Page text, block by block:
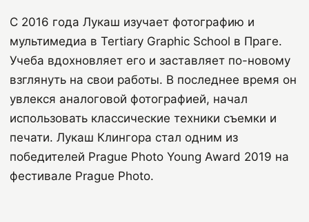
С 2016 года Лукаш изучает фотографию и
мультимедиа в Tertiary Graphic School в Праге.
Учеба вдохновляет его и заставляет по-новому
взглянуть на свои работы. В последнее время он
увлекся аналоговой фотографией, начал
использовать классические техники съемки и
печати. Лукаш Клингора стал одним из
победителей Prague Photo Young Award 2019 на
фестивале Prague Photo.